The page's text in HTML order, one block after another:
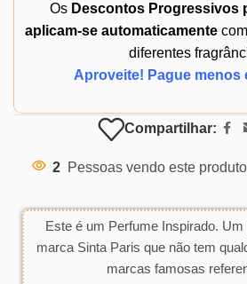
Os Descontos Progressivos
aplicam-se automaticamente
diferentes
Aproveite! Pague menos
Compartilhar:
2 Pessoas vendo este
Este é um Perfume Inspirado. Um
marca Sinta Paris que não tem
marcas famosas